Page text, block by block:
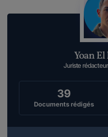
Yoan
Juriste
39
Documents rédigés